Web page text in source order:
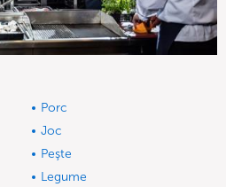
Porc
Joc
Peşte
Legume